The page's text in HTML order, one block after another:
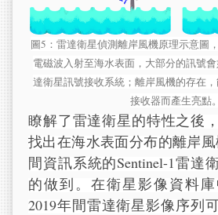
圖5：雷達衛星偵測離岸風機原理示意圖
電磁波入射至海水表面，大部分的訊號
達衛星訊號接收系統；離岸風機的存在
接收器而產生亮點。
瞭解了雷達衛星的特性之後
找出在海水表面分布的離岸
間資訊系統的Sentinel-1雷達
的做到。在衛星影像資料庫
2019年間雷達衛星影像序列